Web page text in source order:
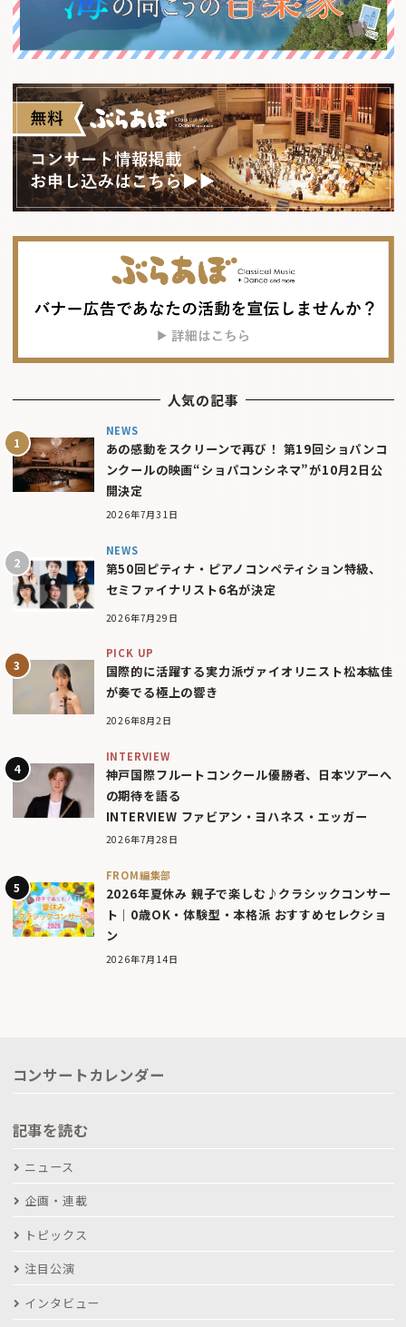
人気の記事
NEWS
あの感動をスクリーンで再び！ 第19回ショパンコ
ンクールの映画“ショパコンシネマ”が10月2日公
開決定
2026年7月31日
NEWS
第50回ピティナ・ピアノコンペティション特級、
セミファイナリスト6名が決定
2026年7月29日
PICK UP
国際的に活躍する実力派ヴァイオリニスト松本紘佳
が奏でる極上の響き
2026年8月2日
INTERVIEW
神戸国際フルートコンクール優勝者、日本ツアーへ
の期待を語る
INTERVIEW ファビアン・ヨハネス・エッガー
2026年7月28日
FROM編集部
2026年夏休み 親子で楽しむ♪クラシックコンサー
ト｜0歳OK・体験型・本格派 おすすめセレクショ
ン
2026年7月14日
コンサートカレンダー
記事を読む
ニュース
企画・連載
トピックス
注目公演
インタビュー